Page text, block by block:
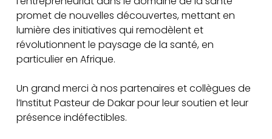
promet de nouvelles découvertes, mettant en
lumière des initiatives qui remodèlent et
révolutionnent le paysage de la santé, en
particulier en Afrique.
Un grand merci à nos partenaires et collègues de
l’Institut Pasteur de Dakar pour leur soutien et leur
présence indéfectibles.